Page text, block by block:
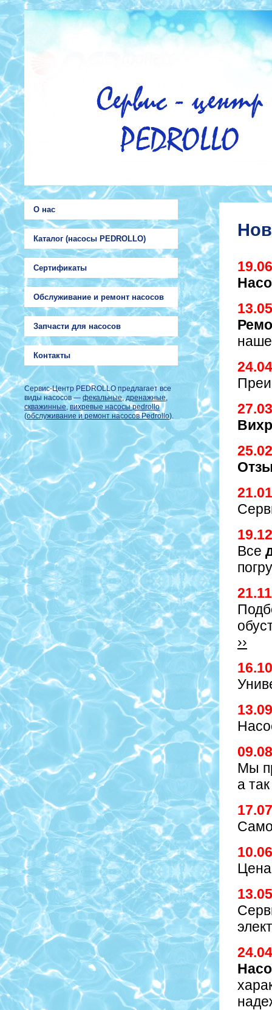
О нас
Каталог (насосы PEDROLLO)
Сертификаты
Обслуживание и ремонт насосов
Запчасти для насосов
Контакты
Сервис-Центр PEDROLLO предлагает все
виды насосов — фекальные,дренажные,
скважинные, вихревые насосы pedrollo
(обслуживание и ремонт насосов Pedrollo).
Все
››
Мы
а